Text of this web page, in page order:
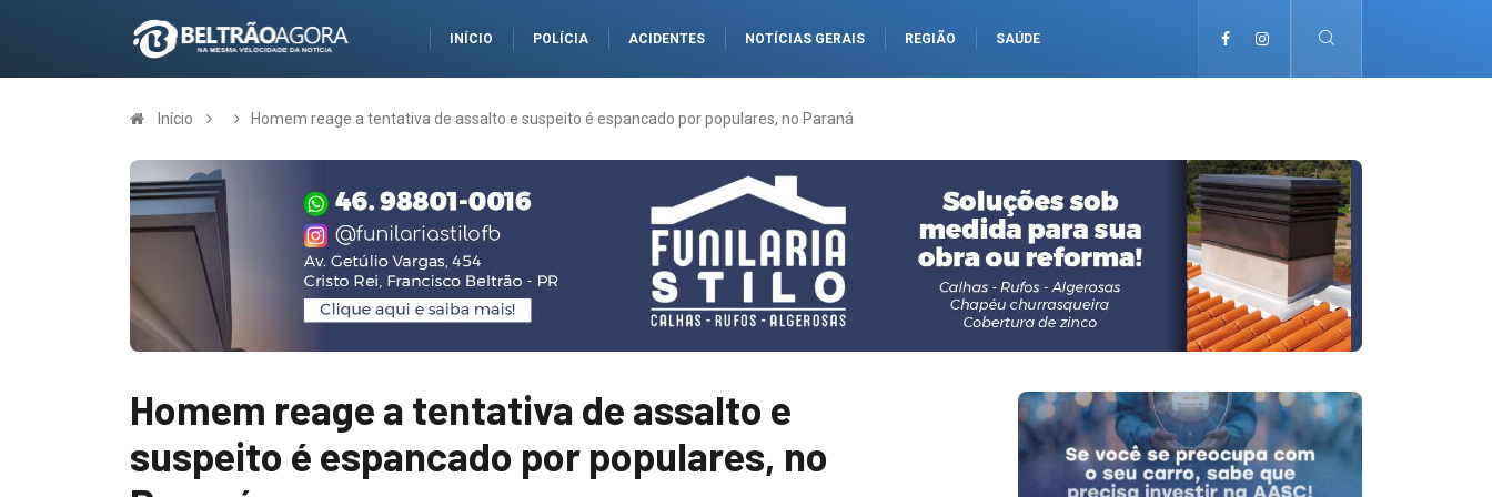
INÍCIO POLÍCIA ACIDENTES NOTÍCIAS GERAIS REGIÃO SAÚDE
Início Homem reage a tentativa de assalto e suspeito é espancado por populares, no Paraná
Homem reage a tentativa de assalto e
suspeito é espancado por populares, no